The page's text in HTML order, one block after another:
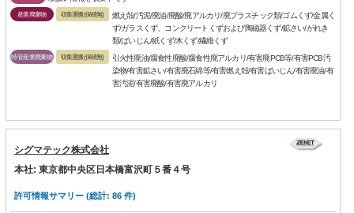
産業廃棄物 収集運搬(保積無)
燃え殻/汚泥/廃油/廃酸/廃アルカリ/廃プラスチック類/ゴムくず/金属く
ず/ガラスくず、コンクリートくずおよび陶磁器くず/鉱さい/がれき
類/ばいじん/紙くず/木くず/繊維くず
特管産業廃棄物 収集運搬(保積無)
引火性廃油/腐食性廃酸/腐食性廃アルカリ/有害廃PCB等/有害PCB汚
染物/有害鉱さい/有害廃石綿等/有害燃え殻/有害ばいじん/有害廃油/有
害汚泥/有害廃酸/有害廃アルカリ
シグマテック株式会社
本社: 東京都中央区日本橋富沢町５番４号
許可情報サマリー (総計: 86 件)